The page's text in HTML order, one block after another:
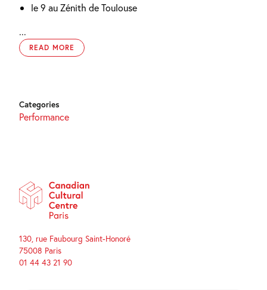
le 9 au Zénith de Toulouse
...
READ MORE
Categories
Performance
130, rue Faubourg Saint-Honoré
75008 Paris
01 44 43 21 90